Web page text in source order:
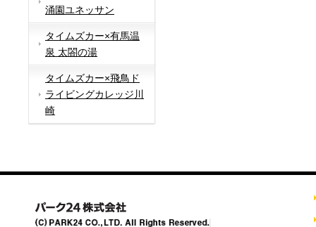
涌園ユネッサン
タイムズカー×有馬温
泉 太閤の湯
タイムズカー×飛鳥ド
ライビングカレッジ川
崎